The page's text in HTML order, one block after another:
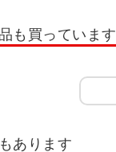
も買っています
あります